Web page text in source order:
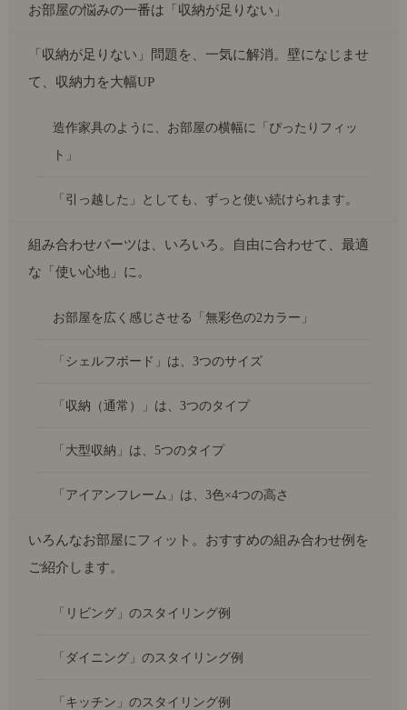
お部屋の悩みの一番は「収納が足りない」
「収納が足りない」問題を、一気に解消。壁になじませ
て、収納力を大幅UP
造作家具のように、お部屋の横幅に「ぴったりフィッ
ト」
「引っ越した」としても、ずっと使い続けられます。
組み合わせパーツは、いろいろ。自由に合わせて、最適
な「使い心地」に。
お部屋を広く感じさせる「無彩色の2カラー」
「シェルフボード」は、3つのサイズ
「収納（通常）」は、3つのタイプ
「大型収納」は、5つのタイプ
「アイアンフレーム」は、3色×4つの高さ
いろんなお部屋にフィット。おすすめの組み合わせ例を
ご紹介します。
「リビング」のスタイリング例
「ダイニング」のスタイリング例
「キッチン」のスタイリング例